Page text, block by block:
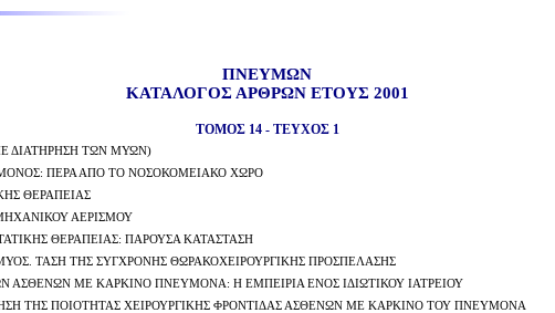
ΠΝΕΥΜΩΝ
ΚΑΤΑΛΟΓΟΣ ΑΡΘΡΩΝ ΕΤΟΥΣ 2001
ΤΟΜΟΣ 14 - ΤΕΥΧΟΣ 1
ΔΙΑΤΗΡΗΣΗ ΤΩΝ ΜΥΩΝ)
ΠΕΡΑ ΑΠΟ ΤΟ ΝΟΣΟΚΟΜΕΙΑΚΟ ΧΩΡΟ
ΘΕΡΑΠΕΙΑΣ
ΑΕΡΙΣΜΟΥ
ΘΕΡΑΠΕΙΑΣ: ΠΑΡΟΥΣΑ ΚΑΤΑΣΤΑΣΗ
ΤΑΣΗ ΤΗΣ ΣΥΓΧΡΟΝΗΣ ΘΩΡΑΚΟΧΕΙΡΟΥΡΓΙΚΗΣ ΠΡΟΣΠΕΛΑΣΗΣ
ΑΣΘΕΝΩΝ ΜΕ ΚΑΡΚΙΝΟ ΠΝΕΥΜΟΝΑ: Η ΕΜΠΕΙΡΙΑ ΕΝΟΣ ΙΔΙΩΤΙΚΟΥ ΙΑΤΡΕΙΟΥ
ΤΗΣ ΠΟΙΟΤΗΤΑΣ ΧΕΙΡΟΥΡΓΙΚΗΣ ΦΡΟΝΤΙΔΑΣ ΑΣΘΕΝΩΝ ΜΕ ΚΑΡΚΙΝΟ ΤΟΥ ΠΝΕΥΜΟΝΑ